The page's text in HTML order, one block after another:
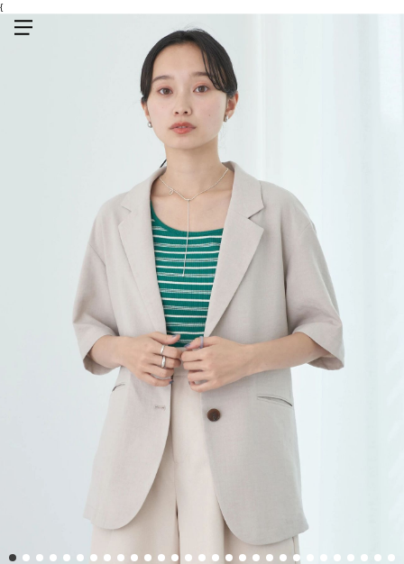
{
1 2 3 4 5 6 7 8 9 10 11 12 13 14 15 16 17 18 19 20 21 23 24 25 26 27 28